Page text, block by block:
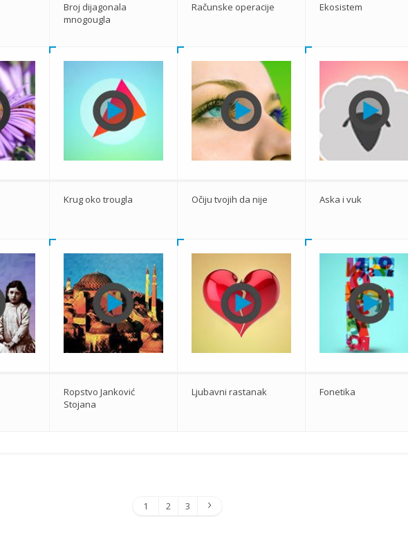
Broj dijagonala
mnogougla
Računske operacije Ekosistem
Krug oko trougla Očiju tvojih da nije Aska i vuk
Ropstvo Janković
Stojana
Ljubavni rastanak Fonetika
1 2 3